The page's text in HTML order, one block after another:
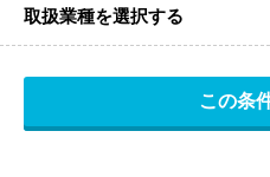
取扱業種を選択する